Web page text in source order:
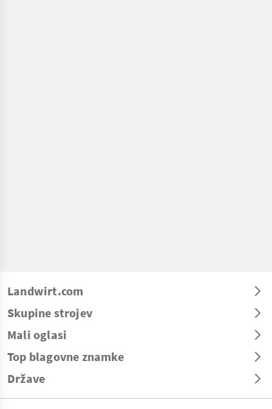
Landwirt.com
Skupine strojev
Mali oglasi
Top blagovne znamke
Države